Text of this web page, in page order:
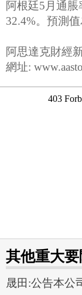
阿根廷5月通
32.4%。預測
阿思達克財經
網址:
其他重大要
晟田:公告本公